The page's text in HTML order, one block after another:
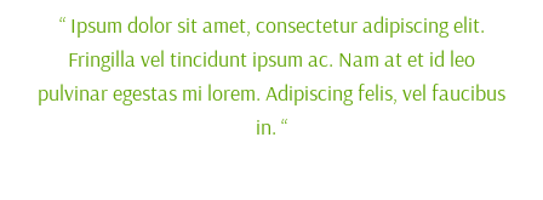
“ Ipsum dolor sit amet, consectetur adipiscing elit.
Fringilla vel tincidunt ipsum ac. Nam at et id leo
pulvinar egestas mi lorem. Adipiscing felis, vel faucibus
in. “